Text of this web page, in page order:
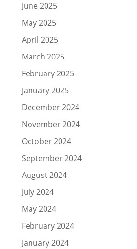
June 2025
May 2025
April 2025
March 2025
February 2025
January 2025
December 2024
November 2024
October 2024
September 2024
August 2024
July 2024
May 2024
February 2024
January 2024